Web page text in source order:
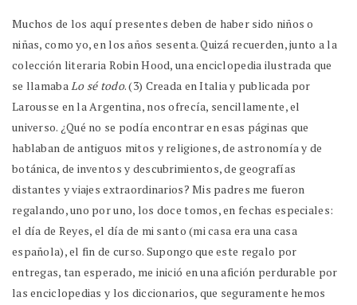
Muchos de los aquí presentes deben de haber sido niños o
niñas, como yo, en los años sesenta. Quizá recuerden, junto a la
colección literaria Robin Hood, una enciclopedia ilustrada que
se llamabaLo sé todo. (3) Creada en Italia y publicada por
Larousse en la Argentina, nos ofrecía, sencillamente, el
universo. ¿Qué no se podía encontrar en esas páginas que
hablaban de antiguos mitos y religiones, de astronomía y de
botánica, de inventos y descubrimientos, de geografías
distantes y viajes extraordinarios? Mis padres me fueron
regalando, uno por uno, los doce tomos, en fechas especiales:
el día de Reyes, el día de mi santo (mi casa era una casa
española), el fin de curso. Supongo que este regalo por
entregas, tan esperado, me inició en una afición perdurable por
las enciclopedias y los diccionarios, que seguramente hemos